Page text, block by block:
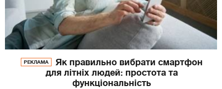
РЕКЛАМА
Як правильно вибрати смартфон
для літніх людей: простота та
функціональність